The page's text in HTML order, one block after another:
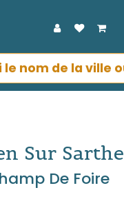
Sur Sarthe
De Foire